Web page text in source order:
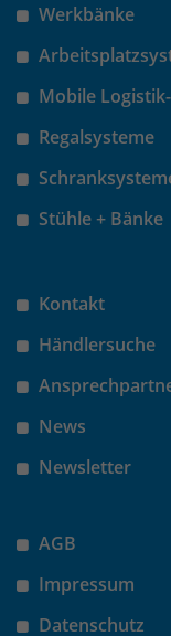
Werkbänke
Mobile
Regalsysteme
Stühle + Bänke
Kontakt
Händlersuche
News
Newsletter
AGB
Impressum
Datenschutz